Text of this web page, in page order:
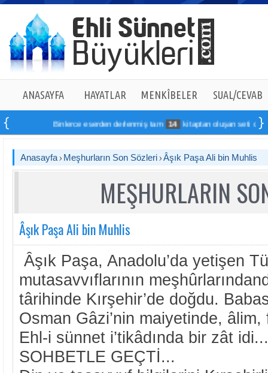
ANASAYFA HAYATLAR MENKÎBELER SUAL/CEVAB
Binlerce eserden derlenmiş tam 14 kitaptan oluşan seti online
Anasayfa Meşhurların Son Sözleri Âşık Paşa Ali bin Muhlis
MEŞHURLARIN
Âşık Paşa Ali bin Muhlis
Âşık Paşa, Anadolu’da yetişen
mutasavvıflarının
târihinde Kırşehir’de doğdu.
Osman Gâzi’nin maiyetinde,
Ehl-i sünnet i’tikâdında bir zât
SOHBETLE GEÇTİ...